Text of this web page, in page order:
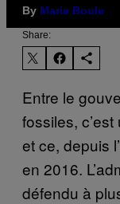
By Marie Boule
Share:
Entre le
fossiles,
et ce, depuis
en 2016.
défendu à